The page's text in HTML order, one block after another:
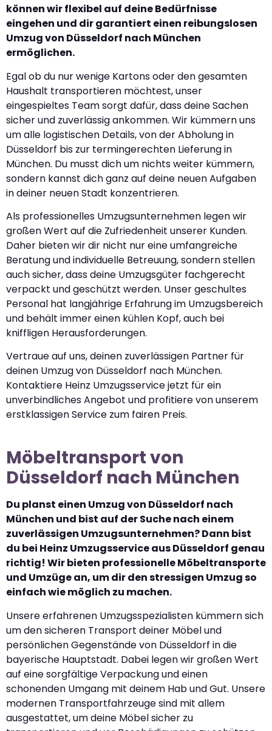
können wir flexibel auf deine Bedürfnisse
eingehen und dir garantiert einen reibungslosen
Umzug von Düsseldorf nach München
ermöglichen.
Egal ob du nur wenige Kartons oder den gesamten
Haushalt transportieren möchtest, unser
eingespieltes Team sorgt dafür, dass deine Sachen
sicher und zuverlässig ankommen. Wir kümmern uns
um alle logistischen Details, von der Abholung in
Düsseldorf bis zur termingerechten Lieferung in
München. Du musst dich um nichts weiter kümmern,
sondern kannst dich ganz auf deine neuen Aufgaben
in deiner neuen Stadt konzentrieren.
Als professionelles Umzugsunternehmen legen wir
großen Wert auf die Zufriedenheit unserer Kunden.
Daher bieten wir dir nicht nur eine umfangreiche
Beratung und individuelle Betreuung, sondern stellen
auch sicher, dass deine Umzugsgüter fachgerecht
verpackt und geschützt werden. Unser geschultes
Personal hat langjährige Erfahrung im Umzugsbereich
und behält immer einen kühlen Kopf, auch bei
kniffligen Herausforderungen.
Vertraue auf uns, deinen zuverlässigen Partner für
deinen Umzug von Düsseldorf nach München.
Kontaktiere Heinz Umzugsservice jetzt für ein
unverbindliches Angebot und profitiere von unserem
erstklassigen Service zum fairen Preis.
Möbeltransport von
Düsseldorf nach München
Du planst einen Umzug von Düsseldorf nach
München und bist auf der Suche nach einem
zuverlässigen Umzugsunternehmen? Dann bist
du bei Heinz Umzugsservice aus Düsseldorf genau
richtig! Wir bieten professionelle Möbeltransporte
und Umzüge an, um dir den stressigen Umzug so
einfach wie möglich zu machen.
Unsere erfahrenen Umzugsspezialisten kümmern sich
um den sicheren Transport deiner Möbel und
persönlichen Gegenstände von Düsseldorf in die
bayerische Hauptstadt. Dabei legen wir großen Wert
auf eine sorgfältige Verpackung und einen
schonenden Umgang mit deinem Hab und Gut. Unsere
modernen Transportfahrzeuge sind mit allem
ausgestattet, um deine Möbel sicher zu